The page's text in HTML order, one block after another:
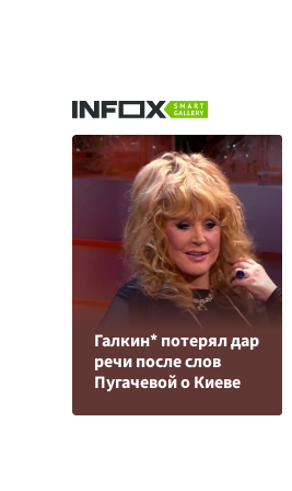
Галкин* потерял дар
речи после слов
Пугачевой о Киеве